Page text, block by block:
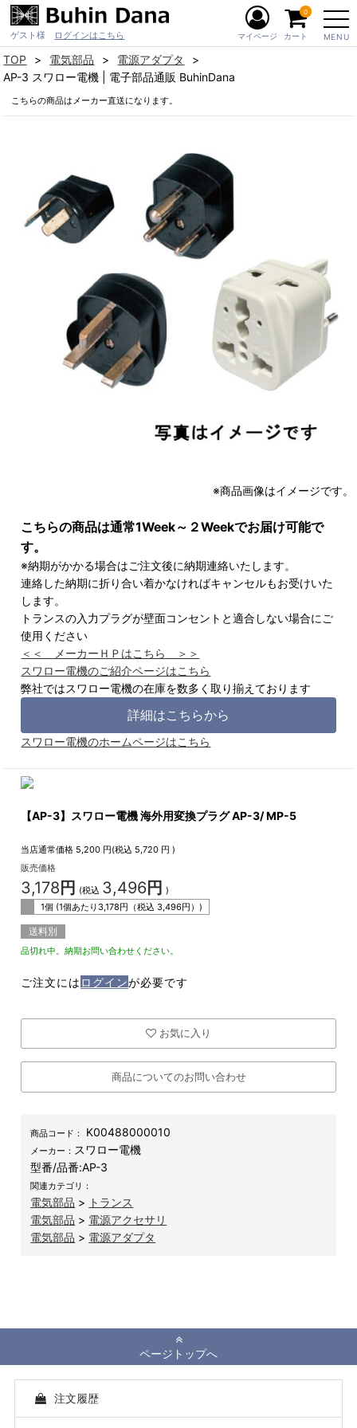
ゲスト様 ログインはこちら MENU
マイページ カート
0
TOP 電気部品
電源アダプタ
AP-3 スワロー電機 | 電子部品通販 BuhinDana
こちらの商品はメーカー直送になります。
※商品画像はイメージです。
こちらの商品は通常1Week～２Weekでお届け可能で
す。
※納期がかかる場合はご注文後に納期連絡いたします。
連絡した納期に折り合い着かなければキャンセルもお受けいた
します。
トランスの入力プラグが壁面コンセントと適合しない場合にご
使用ください
＜＜ メーカーＨＰはこちら ＞＞
スワロー電機のご紹介ページはこちら
弊社ではスワロー電機の在庫を数多く取り揃えております
詳細はこちらから
スワロー電機のホームページはこちら
【AP-3】スワロー電機 海外用変換プラグ AP-3/ MP-5
当店通常価格 5,200 円(税込 5,720 円 )
販売価格
3,178 円 (税込 3,496円 )
1個 (1個あたり 3,178円（税込 3,496円）)
送料別
品切れ中。納期お問い合わせください。
ご注文には ログインが必要です
お気に入り
商品についてのお問い合わせ
商品コード： K00488000010
メーカー： スワロー電機
型番/品番:AP-3
関連カテゴリ：
電気部品 > トランス
電気部品 > 電源アクセサリ
電気部品 > 電源アダプタ
ページトップへ
注文履歴